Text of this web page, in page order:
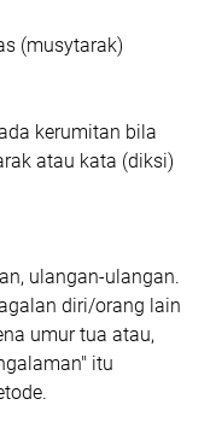
(musytarak)
kerumitan bila
atau kata (diksi)
ulangan-ulangan.
diri/orang lain
umur tua atau,
itu